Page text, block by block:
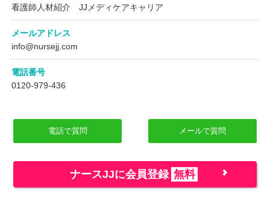
看護師人材紹介 JJメディケアキャリア
メールアドレス
info@nursejj.com
電話番号
0120-979-436
電話で質問 メールで質問
ナースJJに会員登録 無料